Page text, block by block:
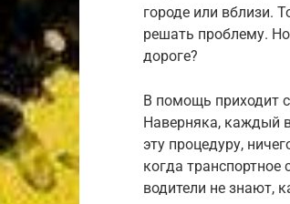
городе или вблизи.
решать проблему.
дороге?
В помощь приходит
Наверняка, каждый
эту процедуру,
когда
водители не знают,